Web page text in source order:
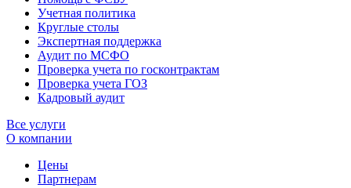
Учетная политика
Круглые столы
Экспертная поддержка
Аудит по МСФО
Проверка учета по госконтрактам
Проверка учета ГОЗ
Кадровый аудит
Все услуги
О компании
Цены
Партнерам